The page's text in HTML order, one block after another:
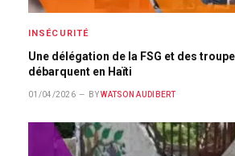
INSÉCURITÉ
Une délégation de la FSG et des
débarquent en Haïti
01/04/2026 BY WATSON AUDIBERT